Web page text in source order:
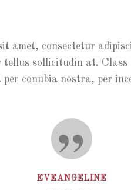
consectetur
sollicitudin at. Class
nostra, per
PAUL
amet, consectetur
sollicitudin at. Class
conubia nostra, per
EVEANGELINE